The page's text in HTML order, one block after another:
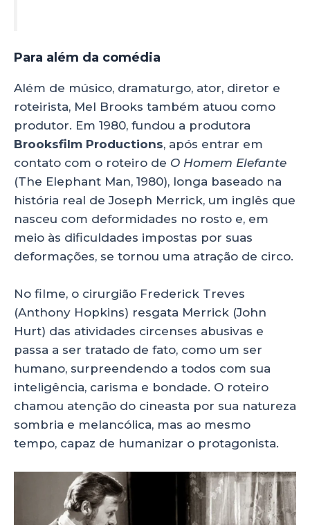
Para além da comédia
Além de músico, dramaturgo, ator, diretor e
roteirista, Mel Brooks também atuou como
produtor. Em 1980, fundou a produtora
Brooksfilm Productions, após entrar em
contato com o roteiro de O Homem Elefante
(The Elephant Man, 1980), longa baseado na
história real de Joseph Merrick, um inglês que
nasceu com deformidades no rosto e, em
meio às dificuldades impostas por suas
deformações, se tornou uma atração de circo.
No filme, o cirurgião Frederick Treves
(Anthony Hopkins) resgata Merrick (John
Hurt) das atividades circenses abusivas e
passa a ser tratado de fato, como um ser
humano, surpreendendo a todos com sua
inteligência, carisma e bondade. O roteiro
chamou atenção do cineasta por sua natureza
sombria e melancólica, mas ao mesmo
tempo, capaz de humanizar o protagonista.